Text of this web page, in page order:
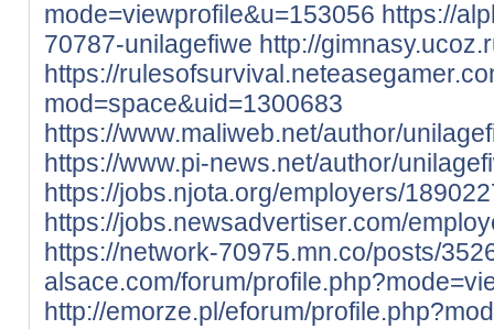
mode=viewprofile&u=153056 https://
70787-unilagefiwe http://
https://
mod=space&uid=1300683
https://www.maliweb.net/author/
https://www.pi-news.net/author/
https://jobs.njota.org/employers/
https://jobs.newsadvertiser.com/
https://network-70975.mn.co/posts/
alsace.com/forum/
http://emorze.pl/eforum/